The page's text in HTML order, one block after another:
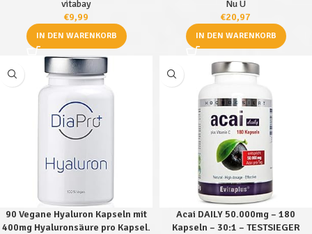
vitabay
€9,99
IN DEN WARENKORB
Kapseln
Nu U
€20,97
IN DEN WARENKORB
90 Vegane Hyaluron Kapseln mit
400mg Hyaluronsäure pro Kapsel.
Acai DAILY 50.000mg – 180
Kapseln – 30:1 – TESTSIEGER